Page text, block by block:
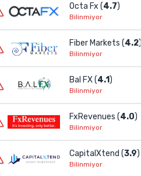
Octa Fx (4.7)
Bilinmiyor
Fiber Markets (4.2)
Bilinmiyor
Bal FX (4.1)
Bilinmiyor
FxRevenues (4.0)
Bilinmiyor
CapitalXtend (3.9)
Bilinmiyor